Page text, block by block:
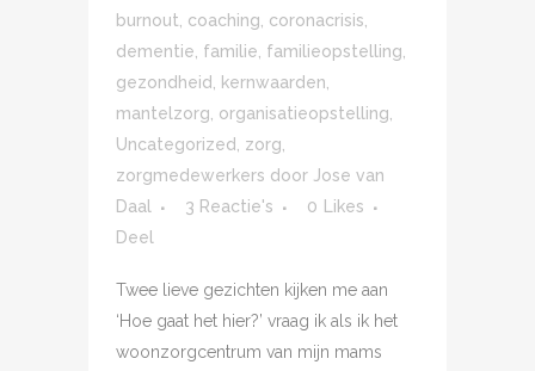
burnout coaching coronacrisis
dementie familie familieopstelling
gezondheid
kernwaarden
mantelzorg organisatieopstelling
Uncategorized
zorg
zorgmedewerkers door Jose van
Daal
3 Reactie's 0
Likes
Deel
Twee lieve gezichten kijken me aan
‘Hoe gaat het hier?’ vraag ik als ik het
woonzorgcentrum van mijn mams